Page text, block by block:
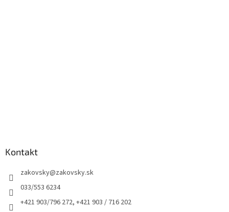
Kontakt
zakovsky@zakovsky.sk
033/553 6234
+421 903/796 272, +421 903 / 716 202